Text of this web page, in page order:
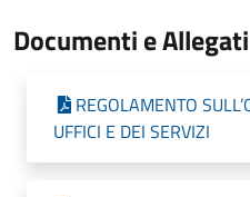
Documenti e Allegati
REGOLAMENTO
UFFICI E DEI SERVIZI